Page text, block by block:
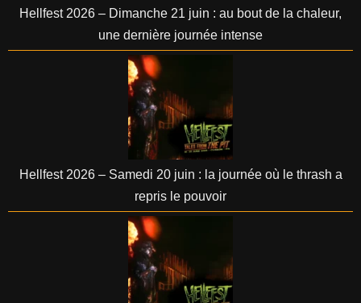
Hellfest 2026 – Dimanche 21 juin : au bout de la chaleur,
une dernière journée intense
Hellfest 2026 – Samedi 20 juin : la journée où le thrash a
repris le pouvoir